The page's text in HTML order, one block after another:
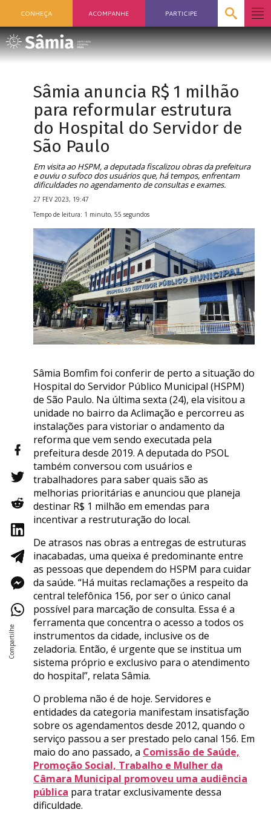
CONHEÇA ACOMPANHE PARTICIPE
Sâmia anuncia R$ 1 milhão
para reformular estrutura
do Hospital do Servidor de
São Paulo
Em visita ao HSPM, a deputada fiscalizou obras da prefeitura
e ouviu o sufoco dos usuários que, há tempos, enfrentam
dificuldades no agendamento de consultas e exames.
27 FEV 2023, 19:47
Tempo de leitura: 1 minuto, 55 segundos
Sâmia Bomfim foi conferir de perto a situação do
Hospital do Servidor Público Municipal (HSPM)
de São Paulo. Na última sexta (24), ela visitou a
unidade no bairro da Aclimação e percorreu as
instalações para vistoriar o andamento da
reforma que vem sendo executada pela
prefeitura desde 2019. A deputada do PSOL
também conversou com usuários e
trabalhadores para saber quais são as
melhorias prioritárias e anunciou que planeja
destinar R$ 1 milhão em emendas para
incentivar a restruturação do local.
De atrasos nas obras a entregas de estruturas
inacabadas, uma queixa é predominante entre
as pessoas que dependem do HSPM para cuidar
da saúde. “Há muitas reclamações a respeito da
central telefônica 156, por ser o único canal
possível para marcação de consulta. Essa é a
ferramenta que concentra o acesso a todos os
instrumentos da cidade, inclusive os de
zeladoria. Então, é urgente que se institua um
sistema próprio e exclusivo para o atendimento
do hospital”, relata Sâmia.
O problema não é de hoje. Servidores e
entidades da categoria manifestam insatisfação
sobre os agendamentos desde 2012, quando o
serviço passou a ser prestado pelo canal 156. Em
maio do ano passado, a Comissão de Saúde,
Promoção Social, Trabalho e Mulher da
Câmara Municipal promoveu uma audiência
pública para tratar exclusivamente dessa
dificuldade.